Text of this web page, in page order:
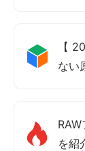
【
ない
を紹